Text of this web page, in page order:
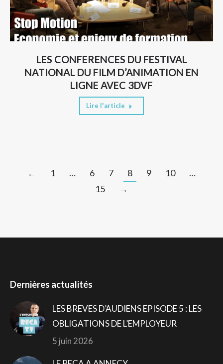
LES CONFERENCES DU FESTIVAL
NATIONAL DU FILM D’ANIMATION EN
LIGNE AVEC 3DVF
Lire l'article
← 1 … 6 7 8 9 10
…
15
→
Dernières actualités
LES BREVES D’AUDIENS EPISODE 5 : LES
OBLIGATIONS DE L’EMPLOYEUR
5 juin 2026